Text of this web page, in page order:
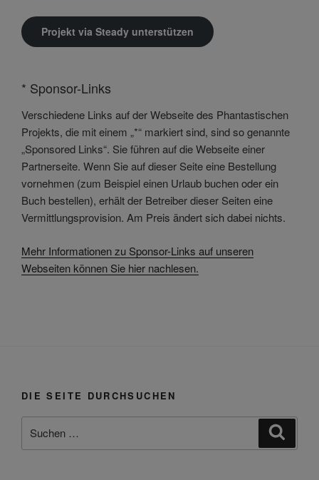
Projekt via Steady unterstützen
* Sponsor-Links
Verschiedene Links auf der Webseite des Phantastischen
Projekts, die mit einem „*“ markiert sind, sind so genannte
„Sponsored Links“. Sie führen auf die Webseite einer
Partnerseite. Wenn Sie auf dieser Seite eine Bestellung
vornehmen (zum Beispiel einen Urlaub buchen oder ein
Buch bestellen), erhält der Betreiber dieser Seiten eine
Vermittlungsprovision. Am Preis ändert sich dabei nichts.
Mehr Informationen zu Sponsor-Links auf unseren
Webseiten können Sie hier nachlesen.
DIE SEITE DURCHSUCHEN
nach: